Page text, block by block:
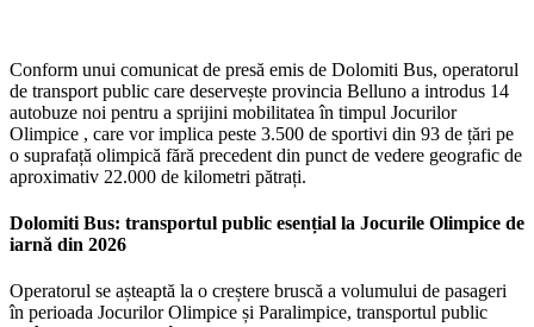
Conform unui comunicat de presă emis de Dolomiti Bus, operatorul
de transport public care deservește provincia Belluno a introdus 14
autobuze noi pentru a sprijini mobilitatea în timpul Jocurilor
Olimpice , care vor implica peste 3.500 de sportivi din 93 de țări pe
o suprafață olimpică fără precedent din punct de vedere geografic de
aproximativ 22.000 de kilometri pătrați.
Dolomiti Bus: transportul public esențial la Jocurile Olimpice de
iarnă din 2026
Operatorul se așteaptă la o creștere bruscă a volumului de pasageri
în perioada Jocurilor Olimpice și Paralimpice, transportul public